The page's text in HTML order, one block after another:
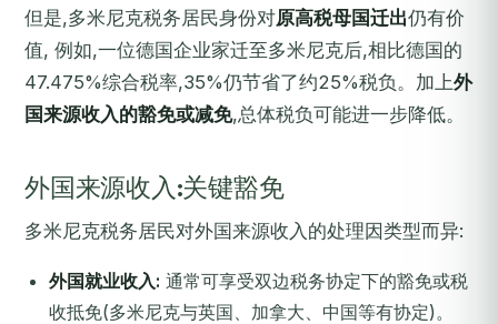
但是,多米尼克税务居民身份对原高税母国迁出仍有价
值, 例如,一位德国企业家迁至多米尼克后,相比德国的
47.475%综合税率,35%仍节省了约25%税负。加上外
国来源收入的豁免或减免,总体税负可能进一步降低。
外国来源收入:关键豁免
多米尼克税务居民对外国来源收入的处理因类型而异:
外国就业收入: 通常可享受双边税务协定下的豁免或税
收抵免(多米尼克与英国、加拿大、中国等有协定)。